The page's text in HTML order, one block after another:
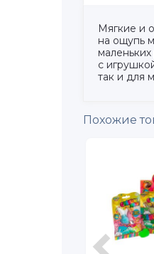
Мягкие и
на ощупь
с
так и для
Похожие